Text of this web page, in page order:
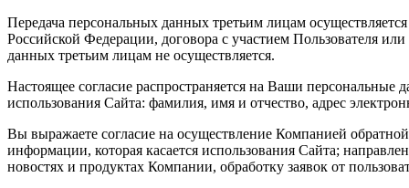
Передача персональных данных третьим лицам
Российской Федерации, договора с участием Пользователя
данных третьим лицам не осуществляется.
Настоящее согласие распространяется на Ваши персональные
использования Сайта: фамилия, имя и отчество, адрес
Вы выражаете согласие на осуществление Компанией
информации, которая касается использования Сайта;
новостях и продуктах Компании, обработку заявок от